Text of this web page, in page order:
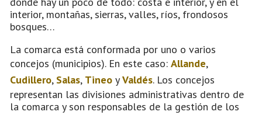
interior, montañas, sierras, valles, ríos, frondosos
bosques…
La comarca está conformada por uno o varios
concejos (municipios). En este caso: Allande,
Cudillero, Salas, Tineo yValdés. Los concejos
representan las divisiones administrativas dentro de
la comarca y son responsables de la gestión de los